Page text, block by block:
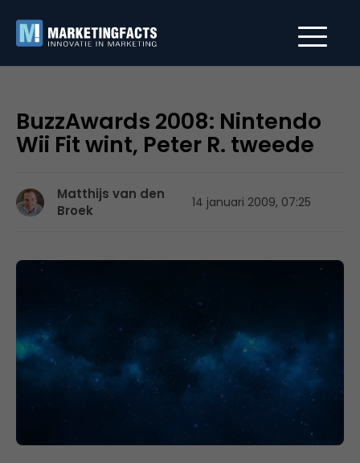
BuzzAwards 2008: Nintendo
Wii Fit wint, Peter R. tweede
Matthijs van den
Broek
14 januari 2009, 07:25